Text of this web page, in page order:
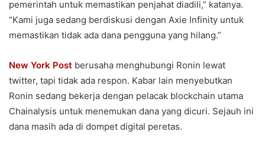
pemerintah untuk memastikan penjahat diadili,” katanya.
“Kami juga sedang berdiskusi dengan Axie Infinity untuk
memastikan tidak ada dana pengguna yang hilang.”
New York Post berusaha menghubungi Ronin lewat
twitter, tapi tidak ada respon. Kabar lain menyebutkan
Ronin sedang bekerja dengan pelacak blockchain utama
Chainalysis untuk menemukan dana yang dicuri. Sejauh ini
dana masih ada di dompet digital peretas.